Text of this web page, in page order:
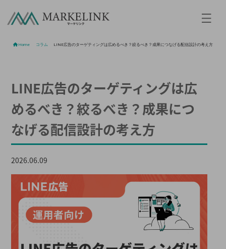
Home コラム LINE広告のターゲティングは広めるべき？絞るべき？成果につなげる配信設計の考え方
LINE広告のターゲティングは広
めるべき？絞るべき？成果につ
なげる配信設計の考え方
2026.06.09